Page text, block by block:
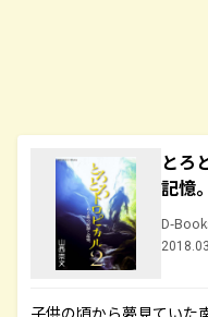
とろ
記憶
D-
子供の頃から夢見ていた